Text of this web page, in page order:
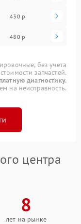
430 р
480 р
без учета
стоимости запчастей.
диагностику.
на неисправность.
центра
8
лет на рынке